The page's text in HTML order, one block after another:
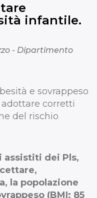
infantile.
- Dipartimento
e sovrappeso
adottare corretti
del rischio
assistiti dei Pls,
la popolazione
(BMI: 85